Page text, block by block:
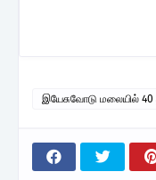
இயேசுவோடு மலையில்